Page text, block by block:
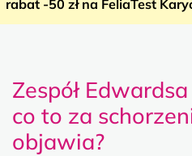
rabat -50 zł na FeliaTest
Zespół
co to za
objawia?